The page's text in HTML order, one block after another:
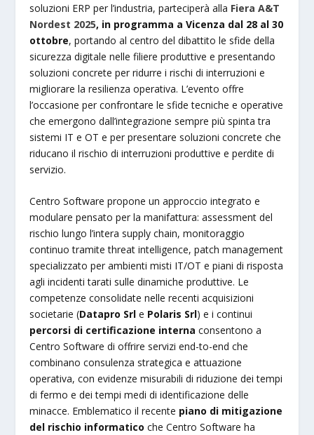
soluzioni ERP per l’industria, parteciperà alla Fiera A&T
Nordest 2025, in programma a Vicenza dal 28 al 30
ottobre, portando al centro del dibattito le sfide della
sicurezza digitale nelle filiere produttive e presentando
soluzioni concrete per ridurre i rischi di interruzioni e
migliorare la resilienza operativa. L’evento offre
l’occasione per confrontare le sfide tecniche e operative
che emergono dall’integrazione sempre più spinta tra
sistemi IT e OT e per presentare soluzioni concrete che
riducano il rischio di interruzioni produttive e perdite di
servizio.
Centro Software propone un approccio integrato e
modulare pensato per la manifattura: assessment del
rischio lungo l’intera supply chain, monitoraggio
continuo tramite threat intelligence, patch management
specializzato per ambienti misti IT/OT e piani di risposta
agli incidenti tarati sulle dinamiche produttive. Le
competenze consolidate nelle recenti acquisizioni
societarie (Datapro Srl e Polaris Srl) e i continui
percorsi di certificazione internaconsentono a
Centro Software di offrire servizi end-to-end che
combinano consulenza strategica e attuazione
operativa, con evidenze misurabili di riduzione dei tempi
di fermo e dei tempi medi di identificazione delle
minacce. Emblematico il recente piano di mitigazione
del rischio informatico che Centro Software ha